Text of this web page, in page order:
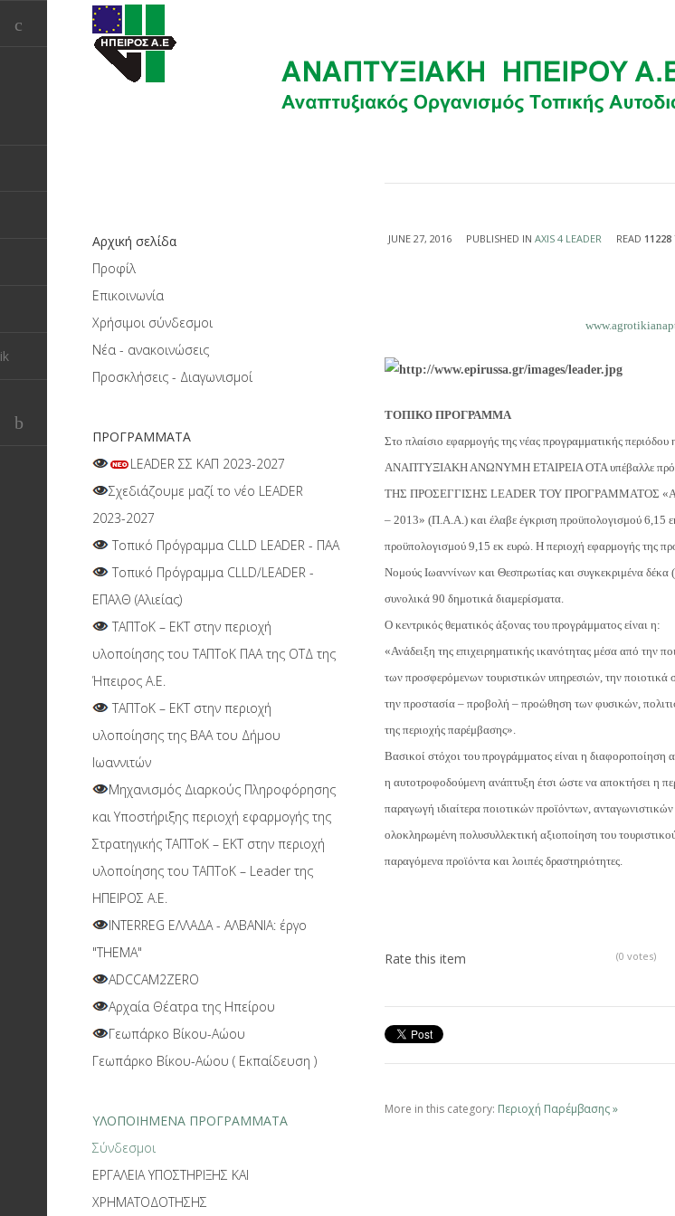
JUNE 27, 2016 PUBLISHED IN AXIS 4 LEADER READ 11228
ΤΟΠΙΚΟ ΠΡΟΓΡΑΜΜΑ
Στο πλαίσιο εφαρμογής της νέας προγραμματικής
ΑΝΑΠΤΥΞΙΑΚΗ ΑΝΩΝΥΜΗ ΕΤΑΙΡΕΙΑ ΟΤΑ υπέβαλλε
ΤΗΣ ΠΡΟΣΕΓΓΙΣΗΣ LEADER ΤΟΥ ΠΡΟΓΡΑΜΜΑΤΟΣ
– 2013» (Π.Α.Α.) και έλαβε έγκριση προϋπολογισμού 6,15
προϋπολογισμού 9,15 εκ ευρώ. Η περιοχή εφαρμογής της
Νομούς Ιωαννίνων και Θεσπρωτίας και συγκεκριμένα δέκα
συνολικά 90 δημοτικά διαμερίσματα.
Ο κεντρικός θεματικός άξονας του προγράμματος είναι η:
«Ανάδειξη της επιχειρηματικής ικανότητας μέσα από την
των προσφερόμενων τουριστικών υπηρεσιών, την
την προστασία – προβολή – προώθηση των φυσικών,
της περιοχής παρέμβασης».
Βασικοί στόχοι του προγράμματος είναι η διαφοροποίηση
η αυτοτροφοδούμενη ανάπτυξη έτσι ώστε να αποκτήσει η
παραγωγή ιδιαίτερα ποιοτικών προϊόντων,
ολοκληρωμένη πολυσυλλεκτική αξιοποίηση του
παραγόμενα προϊόντα και λοιπές δραστηριότητες.
Rate this item (0 votes)
More in this category: Περιοχή Παρέμβασης »
Αρχική σελίδα
Προφίλ
Επικοινωνία
Χρήσιμοι σύνδεσμοι
Νέα - ανακοινώσεις
Προσκλήσεις - Διαγωνισμοί
ΠΡΟΓΡΑΜΜΑΤΑ
LEADER ΣΣ ΚΑΠ 2023-2027
Σχεδιάζουμε μαζί το νέο LEADER
2023-2027
Τοπικό Πρόγραμμα CLLD LEADER - ΠΑΑ
Τοπικό Πρόγραμμα CLLD/LEADER -
ΕΠΑλΘ (Αλιείας)
ΤΑΠΤοΚ – ΕΚΤ στην περιοχή
υλοποίησης του ΤΑΠΤοΚ ΠΑΑ της ΟΤΔ της
Ήπειρος Α.Ε.
ΤΑΠΤοΚ – ΕΚΤ στην περιοχή
υλοποίησης της ΒΑΑ του Δήμου
Ιωαννιτών
Μηχανισμός Διαρκούς Πληροφόρησης
και Υποστήριξης περιοχή εφαρμογής της
Στρατηγικής ΤΑΠΤοΚ – ΕΚΤ στην περιοχή
υλοποίησης του ΤΑΠΤοΚ – Leader της
ΗΠΕΙΡΟΣ Α.Ε.
INTERREG ΕΛΛΑΔΑ - ΑΛΒΑΝΙΑ: έργο
"THEMA"
ADCCAM2ZERO
Αρχαία Θέατρα της Ηπείρου
Γεωπάρκο Βίκου-Αώου
Γεωπάρκο Βίκου-Αώου ( Εκπαίδευση )
ΥΛΟΠΟΙΗΜΕΝΑ ΠΡΟΓΡΑΜΜΑΤΑ
Σύνδεσμοι
ΕΡΓΑΛΕΙΑ ΥΠΟΣΤΗΡΙΞΗΣ ΚΑΙ
ΧΡΗΜΑΤΟΔΟΤΗΣΗΣ
ik